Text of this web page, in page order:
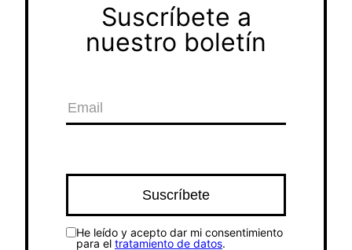
Suscríbete a
nuestro boletín
He leído y acepto dar mi consentimiento
para el tratamiento de datos.